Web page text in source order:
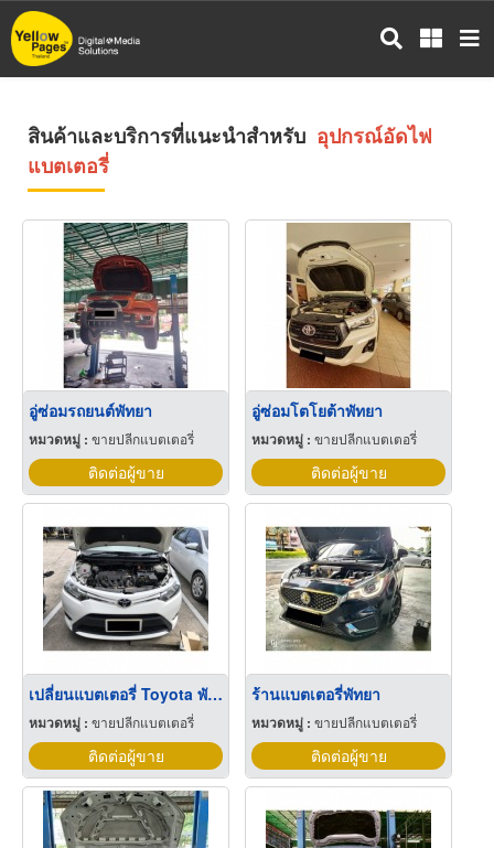
ข้าม
ไป
สินค้าและบริการที่แนะนำสำหรับ อุปกรณ์อัดไฟ
แบตเตอรี่
อู่ซ่อมรถยนต์พัทยา
หมวดหมู่ : ขายปลีกแบตเตอรี่
ติดต่อผู้ขาย
อู่ซ่อมโตโยต้าพัทยา
หมวดหมู่ :ขายปลีกแบตเตอรี่
ติดต่อผู้ขาย
เปลี่ยนแบตเตอรี่ Toyota พัทยา
หมวดหมู่ : ขายปลีกแบตเตอรี่
ติดต่อผู้ขาย
ร้านแบตเตอรี่พัทยา
หมวดหมู่ :ขายปลีกแบตเตอรี่
ติดต่อผู้ขาย